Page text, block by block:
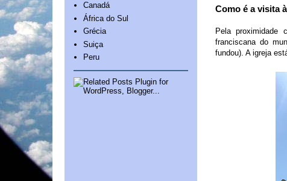
Como é a visita
Pela
franciscana do
fundou). A igreja
Canadá
África do Sul
Grécia
Suiça
Peru